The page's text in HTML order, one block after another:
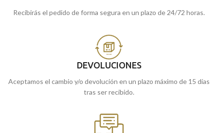
Recibirás el pedido de forma segura en un plazo de 24/72 horas.
DEVOLUCIONES
Aceptamos el cambio y/o devolución en un plazo máximo de 15 días
tras ser recibido.